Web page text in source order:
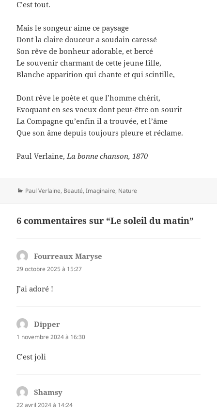
C’est tout.
Mais le songeur aime ce paysage
Dont la claire douceur a soudain caressé
Son rêve de bonheur adorable, et bercé
Le souvenir charmant de cette jeune fille,
Blanche apparition qui chante et qui scintille,
Dont rêve le poète et que l’homme chérit,
Evoquant en ses voeux dont peut-être on sourit
La Compagne qu’enfin il a trouvée, et l’âme
Que son âme depuis toujours pleure et réclame.
Paul Verlaine, La bonne chanson, 1870
Catégories
Paul Verlaine, Beauté,Imaginaire, Nature
6 commentaires sur “Le soleil du matin”
Fourreaux Maryse
29 octobre 2025 à 15:27
J’ai adoré !
Dipper
1 novembre 2024 à 16:30
C’est joli
Shamsy
22 avril 2024 à 14:24